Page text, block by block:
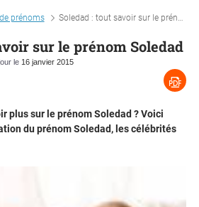
prénoms Soledad : tout savoir sur le prénom soledad
sur le prénom Soledad
le 16 janvier 2015
plus sur le prénom Soledad ? Voici
du prénom Soledad, les célébrités